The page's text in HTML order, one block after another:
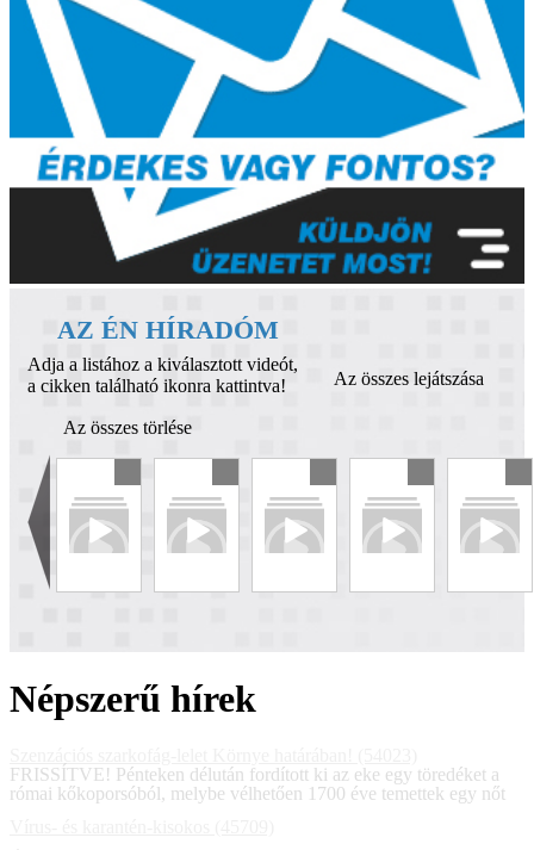
AZ ÉN HÍRADÓM
Adja a listához a kiválasztott videót,
a cikken található ikonra kattintva!
Az összes lejátszása
Az összes törlése
Népszerű hírek
FRISSÍTVE! Pénteken délután fordított ki az eke egy töredéket a
római kőkoporsóból, melybe vélhetően 1700 éve temettek egy nőt